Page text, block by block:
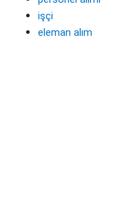
işçi
eleman alım